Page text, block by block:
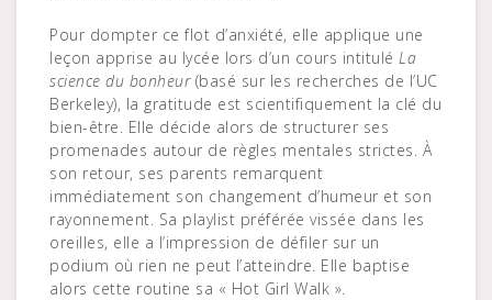
Pour dompter ce flot d’anxiété, elle applique une
leçon apprise au lycée lors d’un cours intitulé La
science du bonheur(basé sur les recherches de l’UC
Berkeley), la gratitude est scientifiquement la clé du
bien-être. Elle décide alors de structurer ses
promenades autour de règles mentales strictes. À
son retour, ses parents remarquent
immédiatement son changement d’humeur et son
rayonnement. Sa playlist préférée vissée dans les
oreilles, elle a l’impression de défiler sur un
podium où rien ne peut l’atteindre. Elle baptise
alors cette routine sa « Hot Girl Walk ».